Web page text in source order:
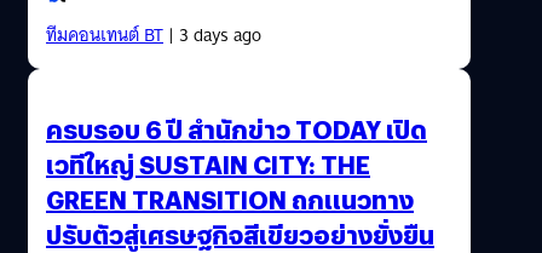
ทีมคอนเทนต์ BT| 3 days ago
ครบรอบ 6 ปี สำนักข่าว TODAY เปิด
เวทีใหญ่ SUSTAIN CITY: THE
GREEN TRANSITION ถกแนวทาง
ปรับตัวสู่เศรษฐกิจสีเขียวอย่างยั่งยืน